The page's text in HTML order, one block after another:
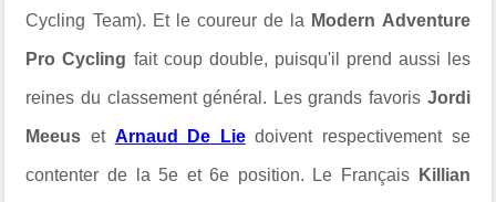
Cycling Team). Et le coureur de la Modern Adventure
Pro Cycling fait coup double, puisqu'il prend aussi les
reines du classement général. Les grands favoris Jordi
Meeuset Arnaud De Lie doivent respectivement se
contenter de la 5e et 6e position. Le Français Killian